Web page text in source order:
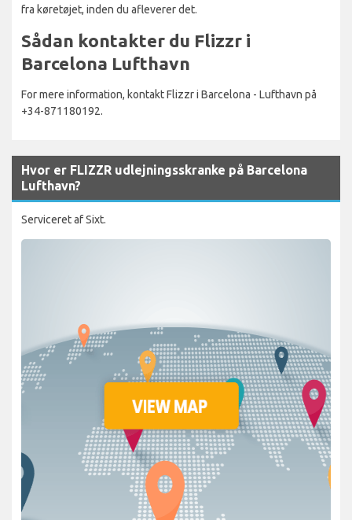
fra køretøjet, inden du afleverer det.
Sådan kontakter du Flizzr i
Barcelona Lufthavn
For mere information, kontakt Flizzr i Barcelona - Lufthavn på
+34-871180192.
Hvor er FLIZZR udlejningsskranke på Barcelona
Lufthavn?
Serviceret af Sixt.